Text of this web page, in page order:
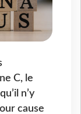
C, le
n’y
cause